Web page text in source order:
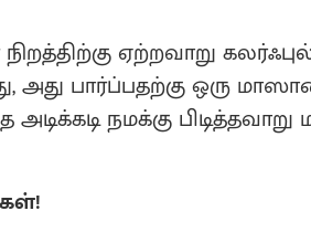
ஏற்றவாறு
அது பார்ப்பதற்கு ஒரு
அடிக்கடி நமக்கு